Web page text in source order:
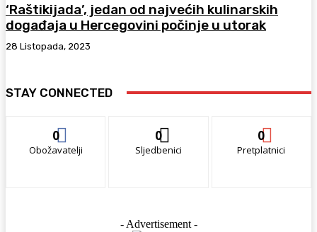
‘Raštikijada’, jedan od najvećih kulinarskih
događaja u Hercegovini počinje u utorak
28 Listopada, 2023
STAY CONNECTED
0
Obožavatelji
0
Sljedbenici
0
Pretplatnici
- Advertisement -